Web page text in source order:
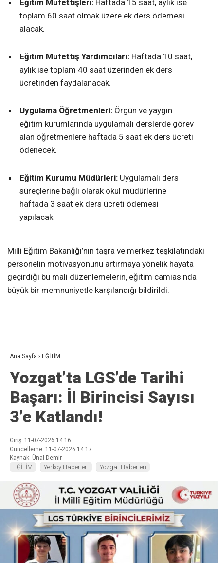
Eğitim Müfettişleri: Haftada 15 saat, aylık ise
toplam 60 saat olmak üzere ek ders ödemesi
alacak.
Eğitim Müfettiş Yardımcıları: Haftada 10 saat,
aylık ise toplam 40 saat üzerinden ek ders
ücretinden faydalanacak.
Uygulama Öğretmenleri: Örgün ve yaygın
eğitim kurumlarında uygulamalı derslerde görev
alan öğretmenlere haftada 5 saat ek ders ücreti
ödenecek.
Eğitim Kurumu Müdürleri: Uygulamalı ders
süreçlerine bağlı olarak okul müdürlerine
haftada 3 saat ek ders ücreti ödemesi
yapılacak.
Milli Eğitim Bakanlığı’nın taşra ve merkez teşkilatındaki
personelin motivasyonunu artırmaya yönelik hayata
geçirdiği bu mali düzenlemelerin, eğitim camiasında
büyük bir memnuniyetle karşılandığı bildirildi.
Ana Sayfa › EĞİTİM
Yozgat’ta LGS’de Tarihi
Başarı: İl Birincisi Sayısı
3’e Katlandı!
Giriş: 11-07-2026 14:16
Güncelleme: 11-07-2026 14:17
Kaynak: Ünal Demir
EĞİTİM Yerköy Haberleri Yozgat Haberleri